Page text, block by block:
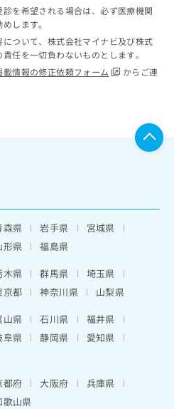
を希望される場合は、必ず医療機関
します。
ついて、株式会社マイナビ及び株式
任を一切負わないものとします。
載情報の修正依頼フォーム
からご連
森県 岩手県
宮城県
形県
福島県
木県 群馬県
埼玉県
京都 神奈川県
山梨県
山県 石川県
福井県
阜県 静岡県
愛知県
都府 大阪府
兵庫県
歌山県